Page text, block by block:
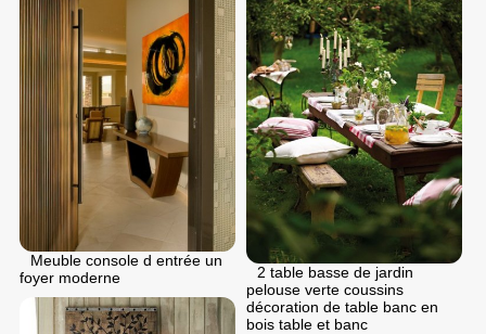
Meuble console d entrée un
foyer moderne
2 table basse de jardin
pelouse verte coussins
décoration de table banc en
bois table et banc